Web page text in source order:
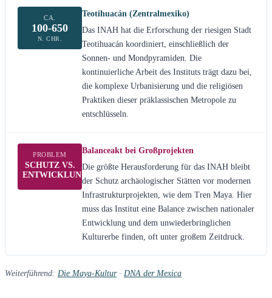
CA.
100-650
N. CHR.
Teotihuacán (Zentralmexiko)
Das INAH hat die Erforschung der riesigen Stadt
Teotihuacán koordiniert, einschließlich der
Sonnen- und Mondpyramiden. Die
kontinuierliche Arbeit des Instituts trägt dazu bei,
die komplexe Urbanisierung und die religiösen
Praktiken dieser präklassischen Metropole zu
entschlüsseln.
PROBLEM
SCHUTZ VS.
ENTWICKLUNG
Balanceakt bei Großprojekten
Die größte Herausforderung für das INAH bleibt
der Schutz archäologischer Stätten vor modernen
Infrastrukturprojekten, wie dem Tren Maya. Hier
muss das Institut eine Balance zwischen nationaler
Entwicklung und dem unwiederbringlichen
Kulturerbe finden, oft unter großem Zeitdruck.
Weiterführend: Die Maya-Kultur· DNA der Mexica